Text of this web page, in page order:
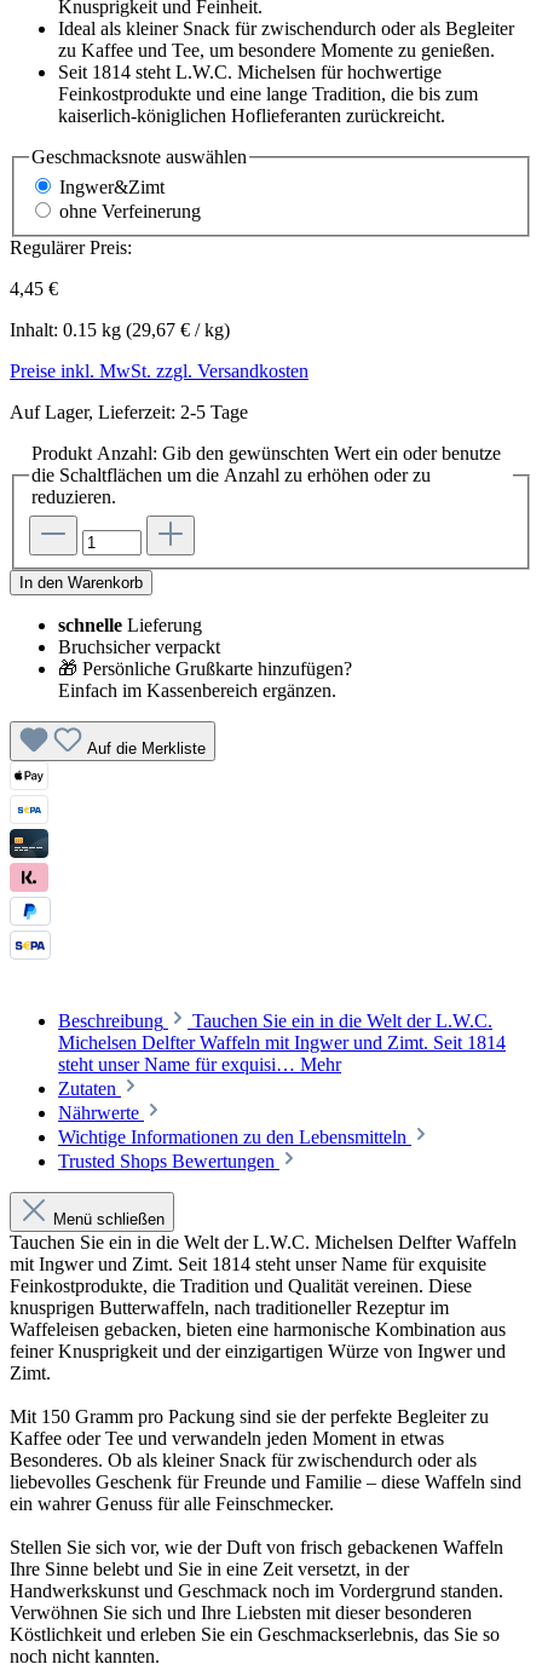
Knusprigkeit und Feinheit.
Ideal als kleiner Snack für zwischendurch oder als Begleiter
zu Kaffee und Tee, um besondere Momente zu genießen.
Seit 1814 steht L.W.C. Michelsen für hochwertige
Feinkostprodukte und eine lange Tradition, die bis zum
kaiserlich-königlichen Hoflieferanten zurückreicht.
Geschmacksnote auswählen
Ingwer&Zimt
ohne Verfeinerung
Regulärer Preis:
4,45 €
Inhalt: 0.15 kg (29,67 € / kg)
Preise inkl. MwSt. zzgl. Versandkosten
Auf Lager, Lieferzeit: 2-5 Tage
Produkt Anzahl: Gib den gewünschten Wert ein oder benutze
die Schaltflächen um die Anzahl zu erhöhen oder zu
reduzieren.
In den Warenkorb
schnelle Lieferung
Bruchsicher verpackt
🎁 Persönliche Grußkarte hinzufügen?
Einfach im Kassenbereich ergänzen.
Auf die Merkliste
Beschreibung
Tauchen Sie ein in die Welt der L.W.C.
Michelsen Delfter Waffeln mit Ingwer und Zimt. Seit 1814
steht unser Name für exquisi… Mehr
Zutaten
Nährwerte
Wichtige Informationen zu den Lebensmitteln
Trusted Shops Bewertungen
Menü schließen
Tauchen Sie ein in die Welt der L.W.C. Michelsen Delfter Waffeln
mit Ingwer und Zimt. Seit 1814 steht unser Name für exquisite
Feinkostprodukte, die Tradition und Qualität vereinen. Diese
knusprigen Butterwaffeln, nach traditioneller Rezeptur im
Waffeleisen gebacken, bieten eine harmonische Kombination aus
feiner Knusprigkeit und der einzigartigen Würze von Ingwer und
Zimt.
Mit 150 Gramm pro Packung sind sie der perfekte Begleiter zu
Kaffee oder Tee und verwandeln jeden Moment in etwas
Besonderes. Ob als kleiner Snack für zwischendurch oder als
liebevolles Geschenk für Freunde und Familie – diese Waffeln sind
ein wahrer Genuss für alle Feinschmecker.
Stellen Sie sich vor, wie der Duft von frisch gebackenen Waffeln
Ihre Sinne belebt und Sie in eine Zeit versetzt, in der
Handwerkskunst und Geschmack noch im Vordergrund standen.
Verwöhnen Sie sich und Ihre Liebsten mit dieser besonderen
Köstlichkeit und erleben Sie ein Geschmackserlebnis, das Sie so
noch nicht kannten.